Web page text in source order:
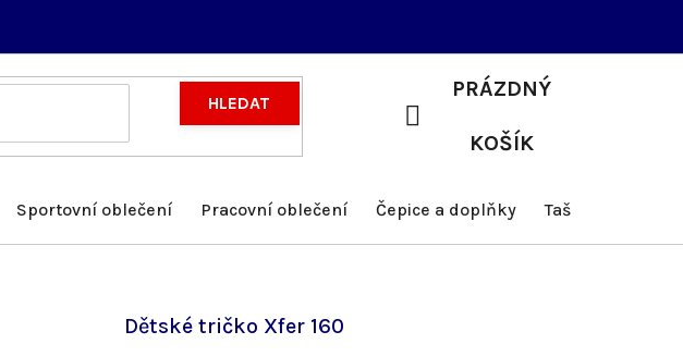
HLEDAT
NÁKUPNÍ
PRÁZDNÝ
KOŠÍK
Sportovní oblečení Pracovní oblečení Čepice a doplňky Tašky a batohy
Dětské tričko Xfer 160